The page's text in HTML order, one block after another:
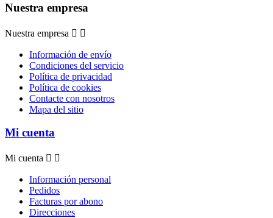
Nuestra empresa
Nuestra empresa  
Información de envío
Condiciones del servicio
Política de privacidad
Política de cookies
Contacte con nosotros
Mapa del sitio
Mi cuenta
Mi cuenta  
Información personal
Pedidos
Facturas por abono
Direcciones